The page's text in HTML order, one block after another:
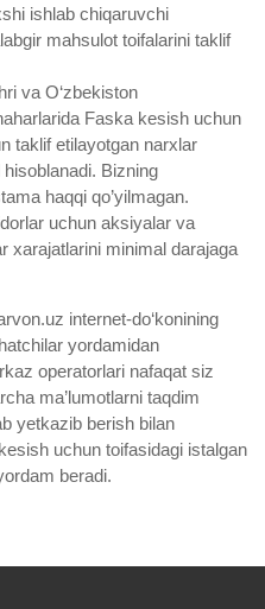
ishlab chiqaruvchi
mahsulot toifalarini taklif
va O‘zbekiston
Faska kesish uchun
taklif etilayotgan narxlar
Bizning
haqqi qo’yilmagan.
uchun aksiyalar va
xarajatlarini minimal darajaga
internet-do‘konining
yordamidan
operatorlari nafaqat siz
ma’lumotlarni taqdim
yetkazib berish bilan
uchun toifasidagi istalgan
beradi.